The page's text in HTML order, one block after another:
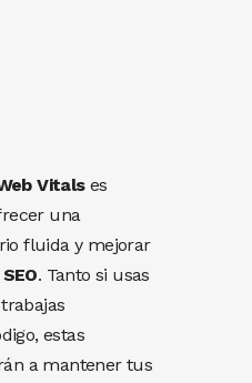
Vitalses
una
fluida y mejorar
. Tanto si usas
estas
a mantener tus